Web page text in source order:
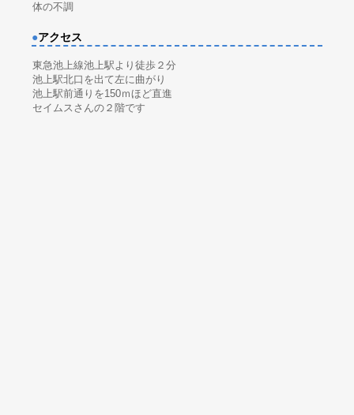
体の不調
●アクセス
東急池上線池上駅より徒歩２分
池上駅北口を出て左に曲がり
池上駅前通りを150ｍほど直進
セイムスさんの２階です